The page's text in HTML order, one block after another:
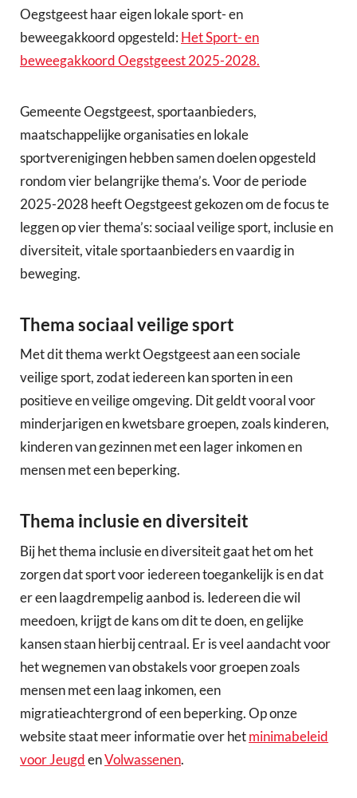
Oegstgeest haar eigen lokale sport- en
beweegakkoord opgesteld: Het Sport- en
beweegakkoord Oegstgeest 2025-2028.
Gemeente Oegstgeest, sportaanbieders,
maatschappelijke organisaties en lokale
sportverenigingen hebben samen doelen opgesteld
rondom vier belangrijke thema’s. Voor de periode
2025-2028 heeft Oegstgeest gekozen om de focus te
leggen op vier thema’s: sociaal veilige sport, inclusie en
diversiteit, vitale sportaanbieders en vaardig in
beweging.
Thema sociaal veilige sport
Met dit thema werkt Oegstgeest aan een sociale
veilige sport, zodat iedereen kan sporten in een
positieve en veilige omgeving. Dit geldt vooral voor
minderjarigen en kwetsbare groepen, zoals kinderen,
kinderen van gezinnen met een lager inkomen en
mensen met een beperking.
Thema inclusie en diversiteit
Bij het thema inclusie en diversiteit gaat het om het
zorgen dat sport voor iedereen toegankelijk is en dat
er een laagdrempelig aanbod is. Iedereen die wil
meedoen, krijgt de kans om dit te doen, en gelijke
kansen staan hierbij centraal. Er is veel aandacht voor
het wegnemen van obstakels voor groepen zoals
mensen met een laag inkomen, een
migratieachtergrond of een beperking. Op onze
website staat meer informatie over hetminimabeleid
voor JeugdenVolwassenen.